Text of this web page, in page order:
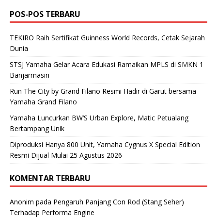
POS-POS TERBARU
TEKIRO Raih Sertifikat Guinness World Records, Cetak Sejarah
Dunia
STSJ Yamaha Gelar Acara Edukasi Ramaikan MPLS di SMKN 1
Banjarmasin
Run The City by Grand Filano Resmi Hadir di Garut bersama
Yamaha Grand Filano
Yamaha Luncurkan BW’S Urban Explore, Matic Petualang
Bertampang Unik
Diproduksi Hanya 800 Unit, Yamaha Cygnus X Special Edition
Resmi Dijual Mulai 25 Agustus 2026
KOMENTAR TERBARU
Anonim pada Pengaruh Panjang Con Rod (Stang Seher)
Terhadap Performa Engine